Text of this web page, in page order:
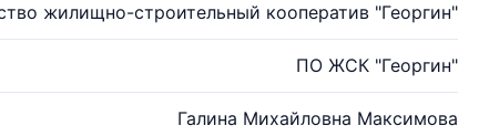
жилищно-строительный кооператив "Георгин"
ПО ЖСК "Георгин"
Галина Михайловна Максимова